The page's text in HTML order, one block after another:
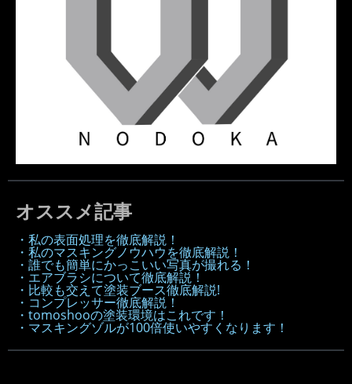
オススメ記事
・私の表面処理を徹底解説！
・私のマスキングノウハウを徹底解説！
・誰でも簡単にかっこいい写真が撮れる！
・エアブラシについて徹底解説！
・比較も交えて塗装ブース徹底解説!
・コンプレッサー徹底解説！
・tomoshooの塗装環境はこれです！
・マスキングゾルが100倍使いやすくなります！